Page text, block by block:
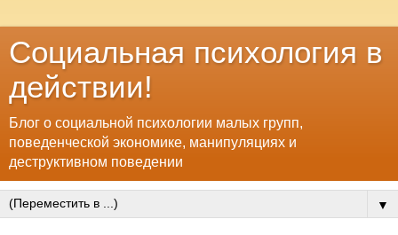
Социальная психология в
действии!
Блог о социальной психологии малых групп,
поведенческой экономике, манипуляциях и
деструктивном поведении
▼